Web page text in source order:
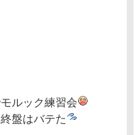
ルック練習会
盤はバテた